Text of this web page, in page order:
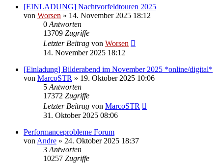
[EINLADUNG] Nachtvorfeldtouren 2025
von Worsen » 14. November 2025 18:12
0 Antworten
13709 Zugriffe
Letzter Beitrag von Worsen
14. November 2025 18:12
[Einladung] Bilderabend im November 2025 *online/digital*
von MarcoSTR » 19. Oktober 2025 10:06
5 Antworten
17372 Zugriffe
Letzter Beitrag von MarcoSTR
31. Oktober 2025 08:06
Performanceprobleme Forum
von Andre » 24. Oktober 2025 18:37
3 Antworten
10257 Zugriffe